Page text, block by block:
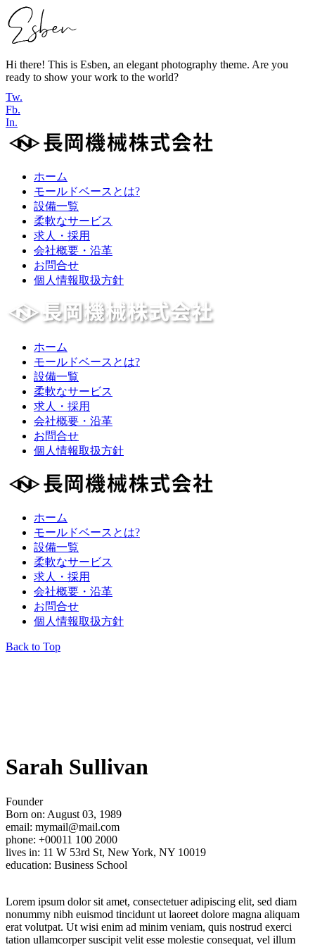
Hi there! This is Esben, an elegant photography theme. Are you
ready to show your work to the world?
Tw.
Fb.
In.
ホーム
モールドベースとは?
設備一覧
柔軟なサービス
求人・採用
会社概要・沿革
お問合せ
個人情報取扱方針
ホーム
モールドベースとは?
設備一覧
柔軟なサービス
求人・採用
会社概要・沿革
お問合せ
個人情報取扱方針
ホーム
モールドベースとは?
設備一覧
柔軟なサービス
求人・採用
会社概要・沿革
お問合せ
個人情報取扱方針
Back to Top
Sarah Sullivan
Founder
Born on: August 03, 1989
email: mymail@mail.com
phone: +00011 100 2000
lives in: 11 W 53rd St, New York, NY 10019
education: Business School
Lorem ipsum dolor sit amet, consectetuer adipiscing elit, sed diam
nonummy nibh euismod tincidunt ut laoreet dolore magna aliquam
erat volutpat. Ut wisi enim ad minim veniam, quis nostrud exerci
tation ullamcorper suscipit velit esse molestie consequat, vel illum